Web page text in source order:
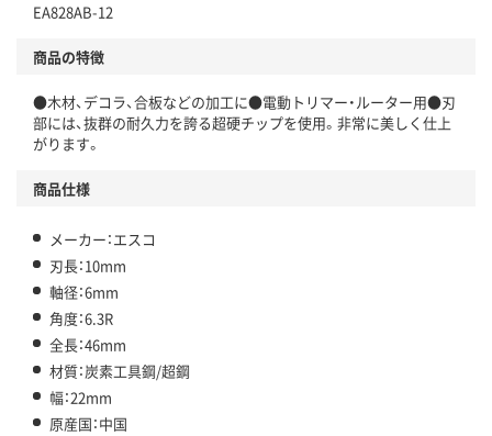
EA828AB-12
商品の特徴
●木材、デコラ、合板などの加工に●電動トリマー・ルーター用●刃
部には、抜群の耐久力を誇る超硬チップを使用。非常に美しく仕上
がります。
商品仕様
メーカー：エスコ
刃長：10mm
軸径：6mm
角度：6.3R
全長：46mm
材質：炭素工具鋼/超鋼
幅：22mm
原産国：中国